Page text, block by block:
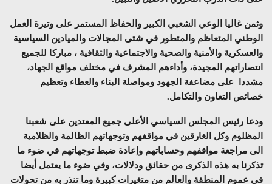
وثمن غاليا الوعي الشعبي الكبير والحفاظ المستمر على وتيرة العمل
الوطني المتعاظم والمتطور في شتى المجالات والميادين السياسية
والعسكرية والأمنية والصحية والاجتماعية والثقافية ، مباركا للجميع
انتصاراتهم المجيدة، وأداءهم المشرف في مختلف مواقع الجهاد،
مشددا على مضاعفة الجهود ومواصلة البناء والعطاء وتعظيم
خصائص التعاون والتكامل.
ودعا رئيس المجلس السياسي الأعلى جميع المعتدين على شعبنا
المظلوم وكل الغارقين في مواقفهم وتوجهاتهم الظالمة والظلامية
الى مراجعة مواقفهم وحساباتهم وإعادة ضبط توجهاتهم في ضوء ما
تذكرنا به هذه الذكرى من حقائق ودلالات، وفي ضوء ما يعتمل أيضا
في عموم المنطقة والعالم من متغيرات كبيرة وما تنذر به من تحولات